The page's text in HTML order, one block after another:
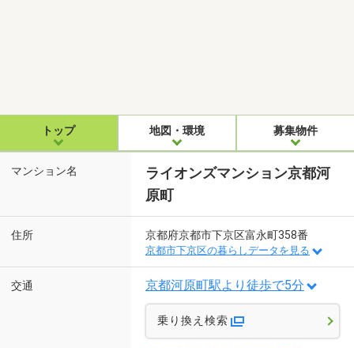
トップ 地図・環境 募集物件
マンション名
ライオンズマンション京都河
原町
住所 京都府京都市下京区富永町358番
京都市下京区の暮らしデータを見る
交通 京都河原町駅より徒歩で5分
乗り換え検索